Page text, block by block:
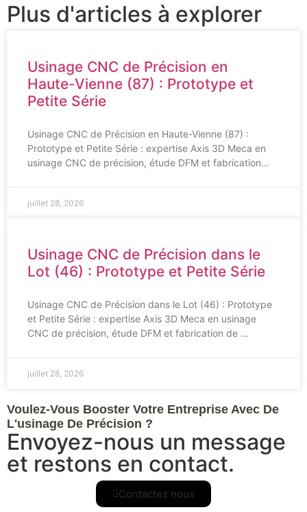
Plus d'articles à explorer
Usinage CNC de Précision en
Haute-Vienne (87) : Prototype et
Petite Série
Usinage CNC de Précision en Haute-Vienne (87) :
Prototype et Petite Série : expertise Axis 3D Meca en
usinage CNC de précision, étude DFM et fabrication…
juillet 28, 2026
Usinage CNC de Précision dans le
Lot (46) : Prototype et Petite Série
Usinage CNC de Précision dans le Lot (46) : Prototype
et Petite Série : expertise Axis 3D Meca en usinage
CNC de précision, étude DFM et fabrication de …
juillet 28, 2026
Voulez-Vous Booster Votre Entreprise Avec De
L'usinage De Précision ?
Envoyez-nous un message
et restons en contact.
Contactez nous